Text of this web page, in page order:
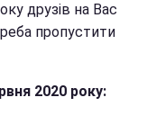
друзів на Вас
пропустити
2020 року: